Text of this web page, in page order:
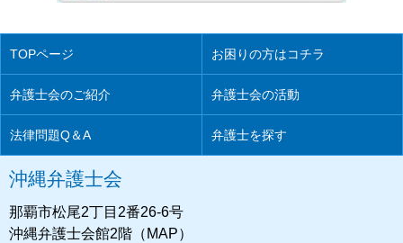
TOPページ お困りの方はコチラ
弁護士会のご紹介 弁護士会の活動
法律問題Q＆A 弁護士を探す
沖縄弁護士会
那覇市松尾2丁目2番26-6号
沖縄弁護士会館2階（MAP）